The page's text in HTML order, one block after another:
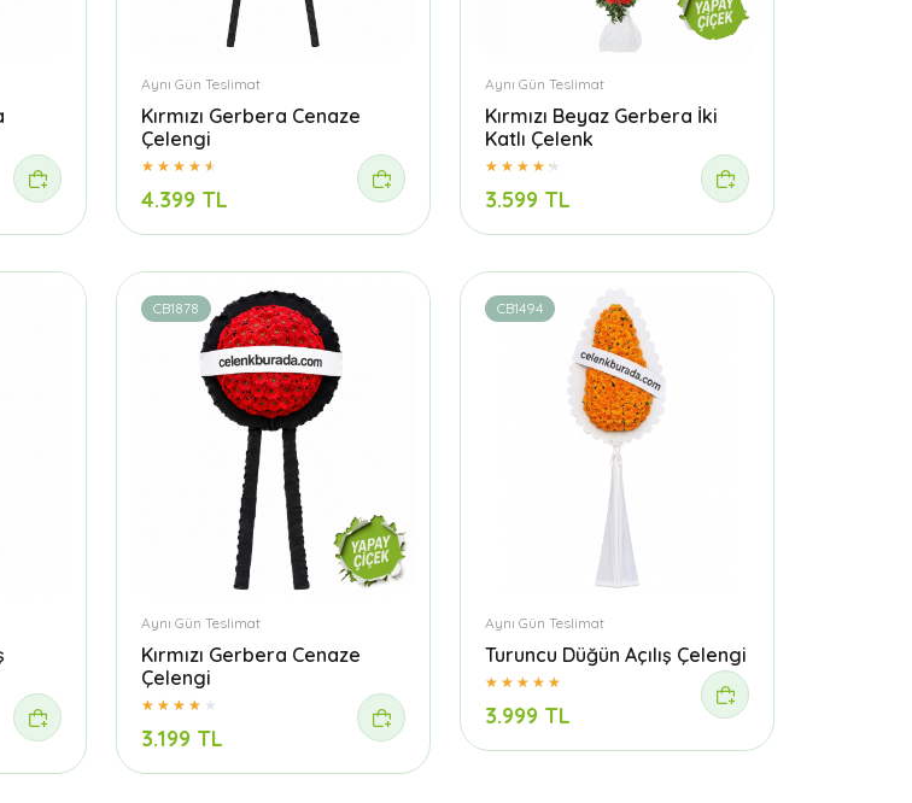
Aynı Gün Teslimat
Kırmızı Gerbera Cenaze
Çelengi
4.399 TL
Aynı Gün Teslimat
Kırmızı Beyaz Gerbera İki
Katlı Çelenk
3.599 TL
CB1878
Aynı Gün Teslimat
Kırmızı Gerbera Cenaze
Çelengi
3.199 TL
CB1494
Aynı Gün Teslimat
Turuncu Düğün Açılış Çelengi
3.999 TL